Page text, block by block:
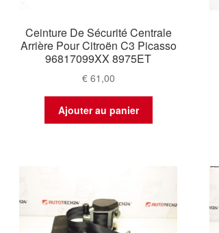
Ceinture De Sécurité Centrale
Arrière Pour Citroën C3 Picasso
96817099XX 8975ET
€61,00
Ajouter au panier